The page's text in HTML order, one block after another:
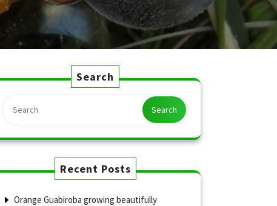
Search
Search
Recent Posts
Orange Guabiroba growing beautifully